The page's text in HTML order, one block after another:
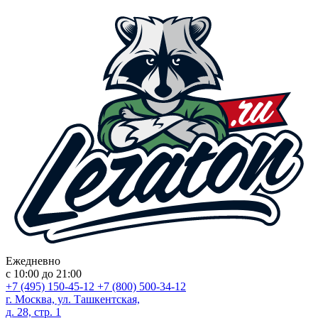
Ежедневно
с 10:00 до 21:00
+7 (495) 150-45-12 +7 (800) 500-34-12
г. Москва, ул. Ташкентская,
д. 28, стр. 1